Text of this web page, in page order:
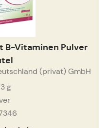
B-Vitaminen Pulver
(privat) GmbH
g